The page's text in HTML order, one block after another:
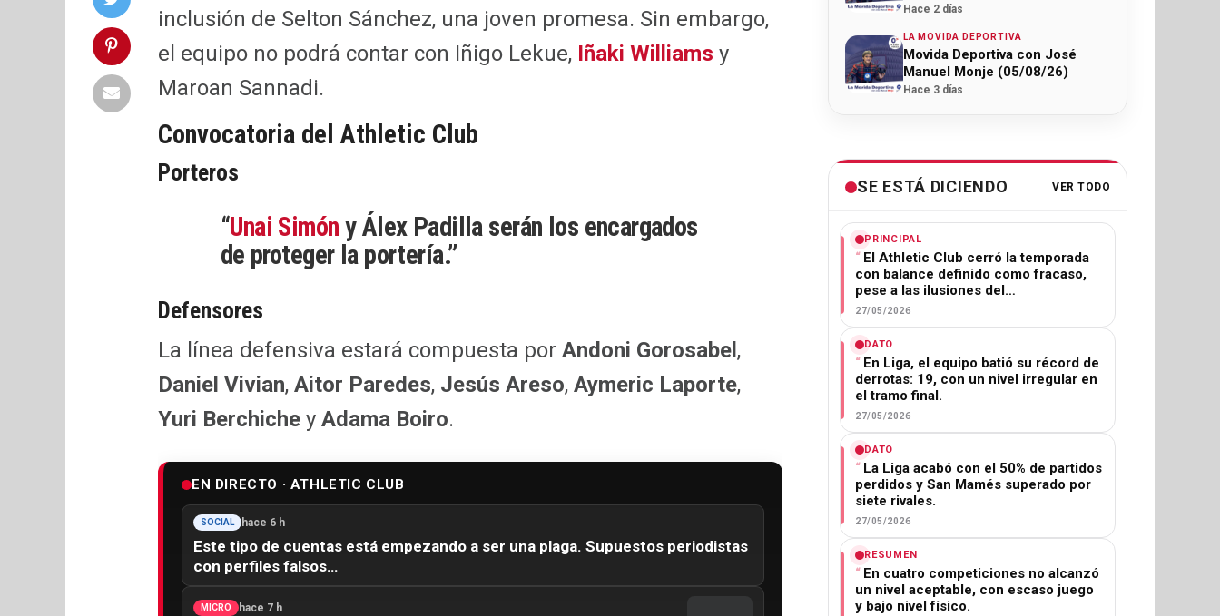
inclusión de Selton Sánchez, una joven promesa. Sin embargo,
el equipo no podrá contar con Iñigo Lekue, Iñaki Williams y
Maroan Sannadi.
Convocatoria del Athletic Club
Porteros
“Unai Simón y Álex Padilla serán los encargados
de proteger la portería.”
Defensores
La línea defensiva estará compuesta por Andoni Gorosabel,
Daniel Vivian, Aitor Paredes, Jesús Areso, Aymeric Laporte,
Yuri Berchiche y Adama Boiro.
EN DIRECTO · ATHLETIC CLUB
SOCIAL hace 6 h
Este tipo de cuentas está empezando a ser una plaga. Supuestos periodistas
con perfiles falsos…
MICRO hace 7 h
Hace 2 días
LA MOVIDA DEPORTIVA
Movida Deportiva con José
Manuel Monje (05/08/26)
Hace 3 días
SE ESTÁ DICIENDO VER TODO
PRINCIPAL
El Athletic Club cerró la temporada
con balance definido como fracaso,
pese a las ilusiones del…
27/05/2026
DATO
En Liga, el equipo batió su récord de
derrotas: 19, con un nivel irregular en
el tramo final.
27/05/2026
DATO
La Liga acabó con el 50% de partidos
perdidos y San Mamés superado por
siete rivales.
27/05/2026
RESUMEN
En cuatro competiciones no alcanzó
un nivel aceptable, con escaso juego
y bajo nivel físico.